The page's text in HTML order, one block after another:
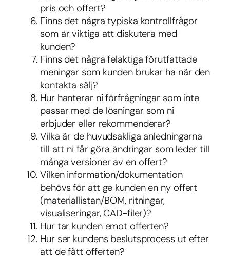
pris och offert?
Finns det några typiska kontrollfrågor
som är viktiga att diskutera med
kunden?
Finns det några felaktiga förutfattade
meningar som kunden brukar ha när den
kontakta sälj?
Hur hanterar ni förfrågningar som inte
passar med de lösningar som ni
erbjuder eller rekommenderar?
Vilka är de huvudsakliga anledningarna
till att ni får göra ändringar som leder till
många versioner av en offert?
Vilken information/dokumentation
behövs för att ge kunden en ny offert
(materiallistan/BOM, ritningar,
visualiseringar, CAD-filer)?
Hur tar kunden emot offerten?
Hur ser kundens beslutsprocess ut efter
att de fått offerten?